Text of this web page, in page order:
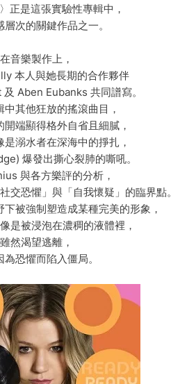
正是這張實驗性專輯中，
層次的關鍵作品之一。
在音樂製作上，
本人與她長期的合作夥伴
Aben Eubanks 共同譜寫。
中其他狂放的搖滾曲目，
開端顯得格外自省且細膩，
是溺水者在深海中的掙扎，
爆發出撕心裂肺的嘶吼。
與各方樂評的分析，
交恐懼」與「自我懷疑」的臨界點。
被強制塑造成某種完美的形象，
是被浸泡在濃稠的液體裡，
雖然渴望逃離，
為恐懼而陷入僵局。